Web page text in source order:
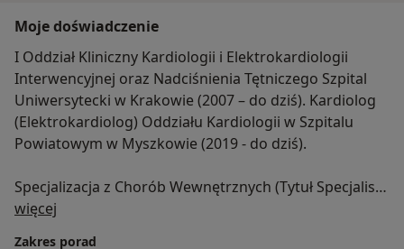
Moje doświadczenie
I Oddział Kliniczny Kardiologii i Elektrokardiologii
Interwencyjnej oraz Nadciśnienia Tętniczego Szpital
Uniwersytecki w Krakowie (2007 – do dziś). Kardiolog
(Elektrokardiolog) Oddziału Kardiologii w Szpitalu
Powiatowym w Myszkowie (2019 - do dziś).
Specjalizacja z Chorób Wewnętrznych (Tytuł Specjalisty
uzyskany w 2007 roku, szkolenie specjalizacyjne w
więcej
Zakres porad